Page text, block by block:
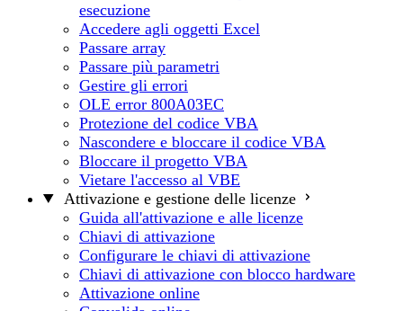
esecuzione
Accedere agli oggetti Excel
Passare array
Passare più parametri
Gestire gli errori
OLE error 800A03EC
Protezione del codice VBA
Nascondere e bloccare il codice VBA
Bloccare il progetto VBA
Vietare l'accesso al VBE
Attivazione e gestione delle licenze
Guida all'attivazione e alle licenze
Chiavi di attivazione
Configurare le chiavi di attivazione
Chiavi di attivazione con blocco hardware
Attivazione online